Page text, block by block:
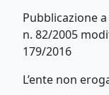
Pubblicazione a
n. 82/2005
179/2016
L’ente non